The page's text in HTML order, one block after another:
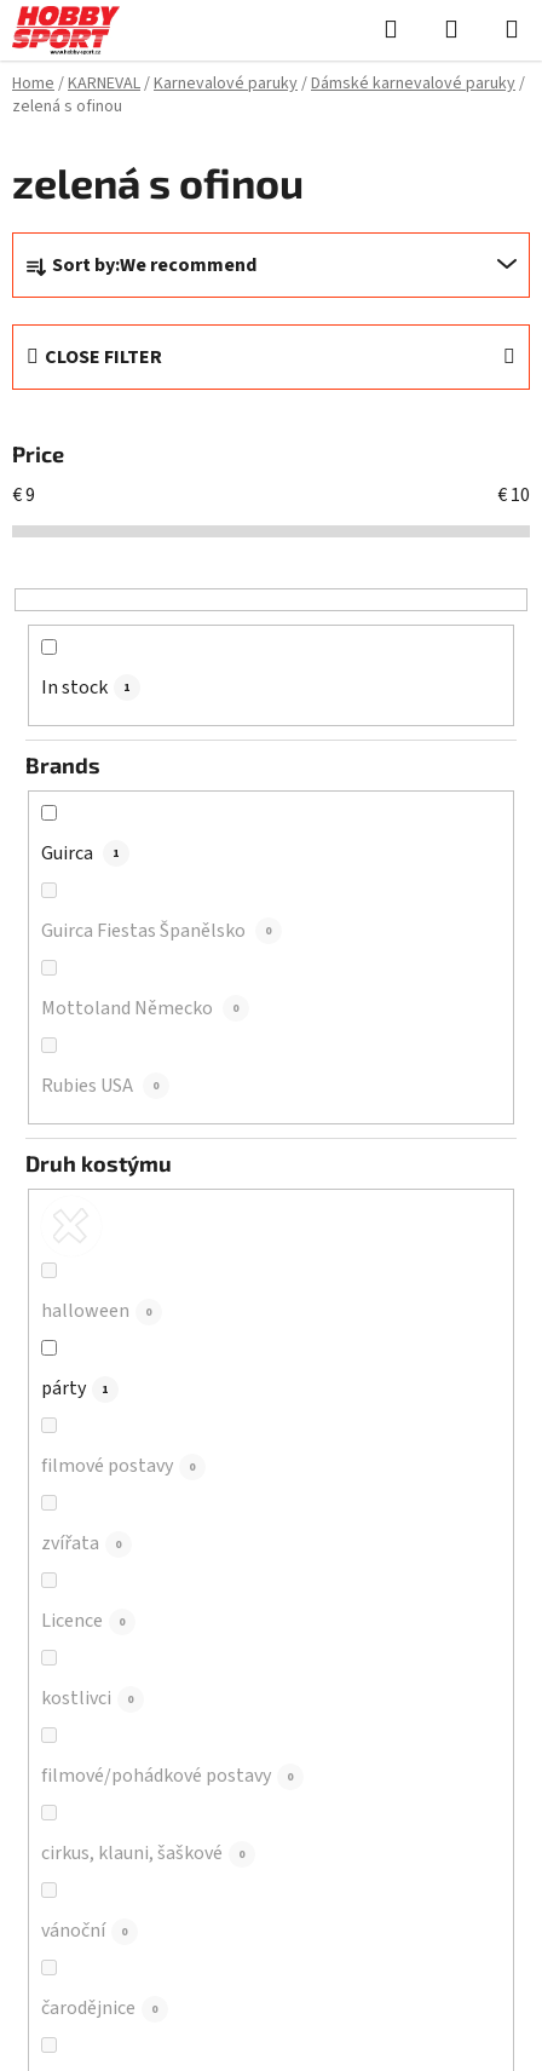
Skip
to
content
Search
CART
Home/KARNEVAL/Karnevalové paruky/Dámské karnevalové paruky/
zelená s ofinou
zelená s ofinou
o
s
o
r
i
Sort by:We recommend
CLOSE FILTER
Price
€9 €10
In stock 1
Brands
Guirca 1
Guirca Fiestas Španělsko 0
Mottoland Německo 0
Rubies USA 0
Druh kostýmu
halloween 0
párty 1
filmové postavy 0
zvířata 0
Licence 0
kostlivci 0
filmové/pohádkové postavy 0
cirkus, klauni, šaškové 0
vánoční 0
čarodějnice 0